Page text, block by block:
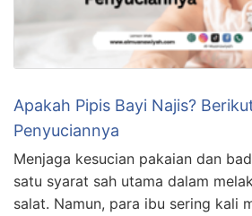
Apakah Pipis Bayi Najis?
Penyuciannya
Menjaga kesucian pakaian dan
satu syarat sah utama dalam
salat. Namun, para ibu sering kali